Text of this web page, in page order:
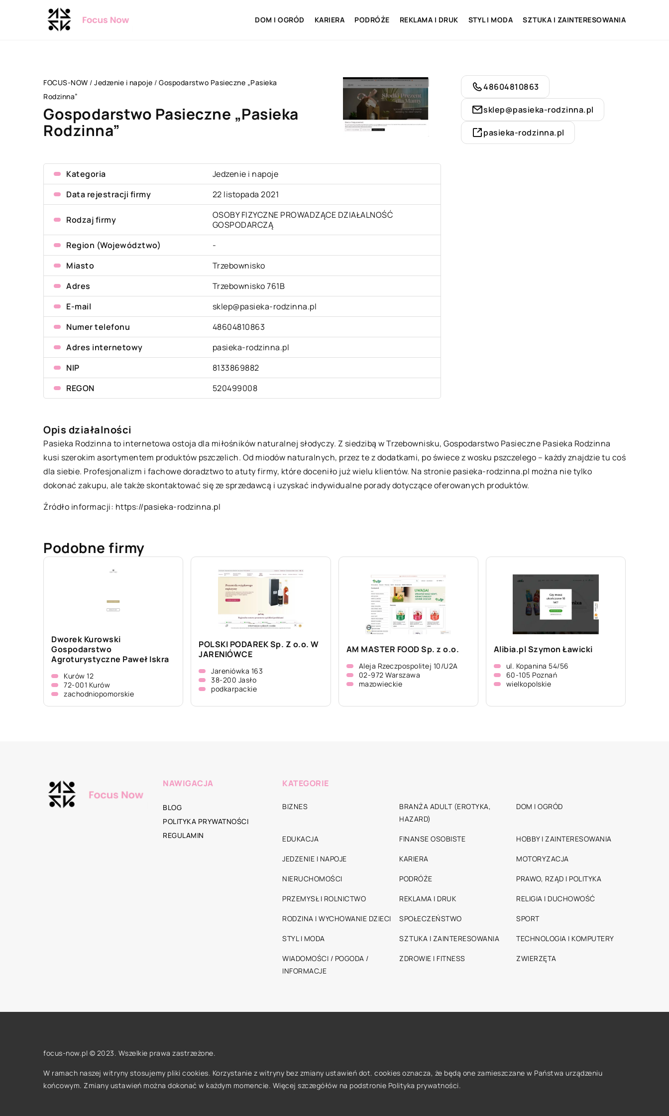
DOM I OGRÓD KARIERA PODRÓŻE REKLAMA I DRUK STYL I MODA SZTUKA I ZAINTERESOWANIA
FOCUS-NOW / Jedzenie i napoje / Gospodarstwo Pasieczne „Pasieka
Rodzinna”
Gospodarstwo Pasieczne „Pasieka
Rodzinna”
Kategoria
Jedzenie i napoje
Data rejestracji firmy
22 listopada 2021
Rodzaj firmy
OSOBY FIZYCZNE PROWADZĄCE DZIAŁALNOŚĆ
GOSPODARCZĄ
Region (Województwo)
-
Miasto
Trzebownisko
Adres
Trzebownisko 761B
E-mail
sklep@pasieka-rodzinna.pl
Numer telefonu
48604810863
Adres internetowy
pasieka-rodzinna.pl
NIP
8133869882
REGON
520499008
48604810863
sklep@pasieka-rodzinna.pl
pasieka-rodzinna.pl
Opis działalności
Pasieka Rodzinna to internetowa ostoja dla miłośników naturalnej słodyczy. Z siedzibą w Trzebownisku, Gospodarstwo Pasieczne Pasieka Rodzinna
kusi szerokim asortymentem produktów pszczelich. Od miodów naturalnych, przez te z dodatkami, po świece z wosku pszczelego – każdy znajdzie tu coś
dla siebie. Profesjonalizm i fachowe doradztwo to atuty firmy, które doceniło już wielu klientów. Na stronie pasieka-rodzinna.pl można nie tylko
dokonać zakupu, ale także skontaktować się ze sprzedawcą i uzyskać indywidualne porady dotyczące oferowanych produktów.
Źródło informacji: https://pasieka-rodzinna.pl
Podobne firmy
Dworek Kurowski
Gospodarstwo
Agroturystyczne Paweł Iskra
Kurów 12
72-001 Kurów
zachodniopomorskie
POLSKI PODAREK Sp. Z o.o. W
JARENIÓWCE
Jareniówka 163
38-200 Jasło
podkarpackie
AM MASTER FOOD Sp. z o.o.
Aleja Rzeczpospolitej 10/U2A
02-972 Warszawa
mazowieckie
Alibia.pl Szymon Ławicki
ul. Kopanina 54/56
60-105 Poznań
wielkopolskie
NAWIGACJA
BLOG
POLITYKA PRYWATNOŚCI
REGULAMIN
KATEGORIE
BIZNES
BRANŻA ADULT (EROTYKA,
HAZARD)
DOM I OGRÓD
EDUKACJA FINANSE OSOBISTE HOBBY I ZAINTERESOWANIA
JEDZENIE I NAPOJE KARIERA MOTORYZACJA
NIERUCHOMOŚCI PODRÓŻE PRAWO, RZĄD I POLITYKA
PRZEMYSŁ I ROLNICTWO REKLAMA I DRUK RELIGIA I DUCHOWOŚĆ
RODZINA I WYCHOWANIE DZIECI SPOŁECZEŃSTWO SPORT
STYL I MODA SZTUKA I ZAINTERESOWANIA TECHNOLOGIA I KOMPUTERY
WIADOMOŚCI / POGODA /
INFORMACJE
ZDROWIE I FITNESS ZWIERZĘTA
focus-now.pl © 2023. Wszelkie prawa zastrzeżone.
W ramach naszej witryny stosujemy pliki cookies. Korzystanie z witryny bez zmiany ustawień dot. cookies oznacza, że będą one zamieszczane w Państwa urządzeniu
końcowym. Zmiany ustawień można dokonać w każdym momencie. Więcej szczegółów na podstronie Polityka prywatności.